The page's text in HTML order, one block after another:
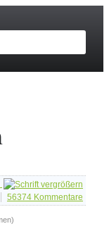
56374 Kommentare